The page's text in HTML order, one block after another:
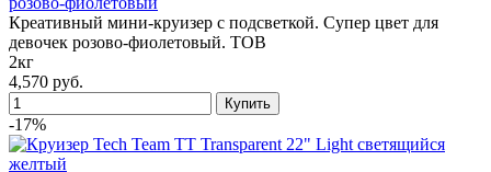
Креативный мини-круизер с подсветкой. Супер цвет для
девочек розово-фиолетовый. ТОВ
2кг
4,570 руб.
-17%